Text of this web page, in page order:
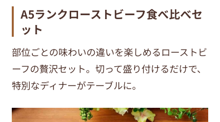
A5ランクローストビーフ食べ比べセ
ット
部位ごとの味わいの違いを楽しめるローストビ
ーフの贅沢セット。切って盛り付けるだけで、
特別なディナーがテーブルに。